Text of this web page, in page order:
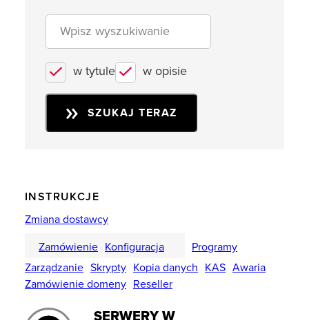
w tytule w opisie
SZUKAJ TERAZ
INSTRUKCJE
Zmiana dostawcy
Zamówienie Konfiguracja
Programy
Zarządzanie Skrypty Kopia danych KAS Awaria
Zamówienie domeny Reseller
SERWERY W